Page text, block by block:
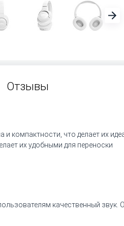
Отзывы
компактности, что делает их
их удобными для переноски
качественный